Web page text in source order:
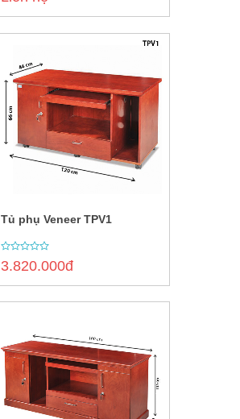
Tủ phụ Veneer TPV1
0
out
3.820.000đ